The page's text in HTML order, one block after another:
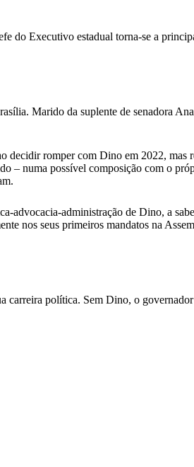
do Executivo estadual torna-se a
Marido da suplente de senadora
romper com Dino em 2022, mas
– numa possível composição com o
advocacia-administração de Dino, a
nos seus primeiros mandatos na
política. Sem Dino, o